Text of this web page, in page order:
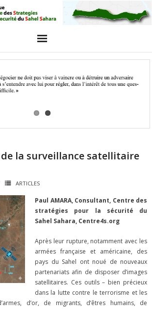
de la surveillance satellitaire
ARTICLES
Paul AMARA, Consultant, Centre des
stratégies pour la sécurité du
Sahel Sahara, Centre4s.org
Après leur rupture, notamment avec les
armées française et américaine, des
pays du Sahel ont noué de nouveaux
partenariats afin de disposer d’images
satellitaires. Ces outils – bien précieux
dans la lutte contre le terrorisme et les
d’or, de migrants, d’êtres humains, de